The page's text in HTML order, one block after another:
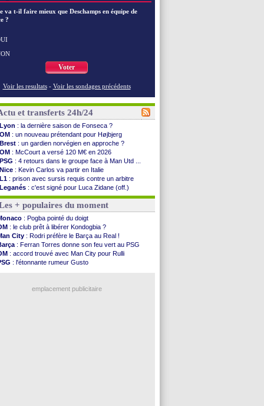
va t-il faire mieux que Deschamps en équipe de
?
Voter
Voir les resultats - Voir les sondages précédents
et transferts 24h/24
Lyon : la dernière saison de Fonseca ?
OM : un nouveau prétendant pour Højbjerg
Brest : un gardien norvégien en approche ?
OM : McCourt a versé 120 M€ en 2026
PSG : 4 retours dans le groupe face à Man Utd ...
Nice : Kevin Carlos va partir en Italie
L1 : prison avec sursis requis contre un arbitre
Leganés : c'est signé pour Luca Zidane (off.)
Atletico: Ruggeri en route pour Aston Villa
Monaco: Filipe Luis soutient Biereth
Lyon: Mangala prêté à Getafe (officiel)
PSG: Nsoki va signer en Croatie
Arsenal: Naples vise Gabriel Jesus
Real: Mastantuono prêté à la Fiorentina (off.)
Man City: accord avec le Barça pour Rodri ?
Rennes: Haise a prolongé (officiel)
Palace: Tomiyasu a convaincu (officiel)
: Liverpool va proposer 115 M€ pour ...
+ populaires du moment
: Pogba pointé du doigt
: le club prêt à libérer Kondogbia ?
City : Rodri préfère le Barça au Real !
: Ferran Torres donne son feu vert au PSG
: accord trouvé avec Man City pour Rulli
: l'étonnante rumeur Gusto
emplacement publicitaire